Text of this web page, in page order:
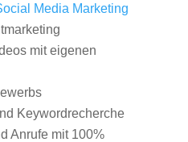
Media Marketing
mit eigenen
Keywordrecherche
Anrufe mit 100%